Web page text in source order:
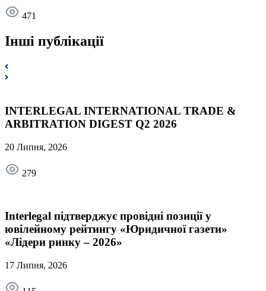
471
Інші публікації
INTERLEGAL INTERNATIONAL TRADE &
ARBITRATION DIGEST Q2 2026
20 Липня, 2026
279
Interlegal підтверджує провідні позиції у
ювілейному рейтингу «Юридичної газети»
«Лідери ринку – 2026»
17 Липня, 2026